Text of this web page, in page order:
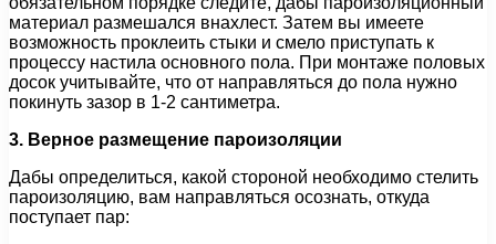
материал размешался внахлест. Затем вы имеете
возможность проклеить стыки и смело приступать к
процессу настила основного пола. При монтаже половых
досок учитывайте, что от направляться до пола нужно
покинуть зазор в 1-2 сантиметра.
3. Верное размещение пароизоляции
Дабы определиться, какой стороной необходимо стелить
пароизоляцию, вам направляться осознать, откуда
поступает пар: